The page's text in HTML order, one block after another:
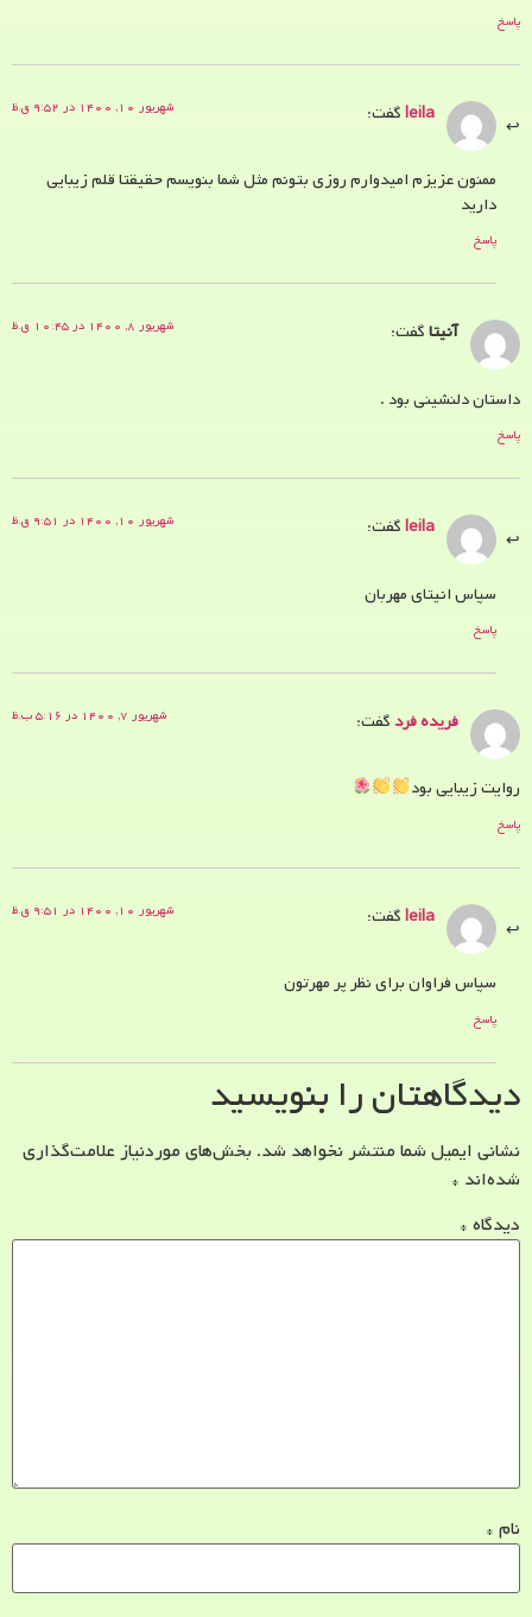
پاسخ
leilaگفت: شهریور ۱۰, ۱۴۰۰ در ۹:۵۲ ق.ظ
ممنون عزیزم امیدوارم روزی بتونم مثل شما بنویسم حقیقتا قلم زیبایی
دارید
پاسخ
آنیتاگفت: شهریور ۸, ۱۴۰۰ در ۱۰:۴۵ ق.ظ
داستان دلنشینی بود .
پاسخ
leilaگفت: شهریور ۱۰, ۱۴۰۰ در ۹:۵۱ ق.ظ
سپاس انیتای مهربان
پاسخ
فریده فرد گفت: شهریور ۷, ۱۴۰۰ در ۵:۱۶ ب.ظ
روایت زیبایی بود
پاسخ
leilaگفت: شهریور ۱۰, ۱۴۰۰ در ۹:۵۱ ق.ظ
سپاس فراوان برای نظر پر مهرتون
پاسخ
دیدگاهتان را بنویسید
نشانی ایمیل شما منتشر نخواهد شد. بخش‌های موردنیاز علامت‌گذاری
شده‌اند *
دیدگاه *
نام *